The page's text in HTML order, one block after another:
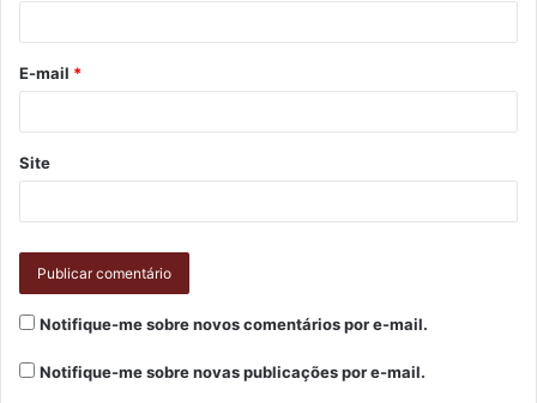
E-mail *
Site
Notifique-me sobre novos comentários por e-mail.
Notifique-me sobre novas publicações por e-mail.